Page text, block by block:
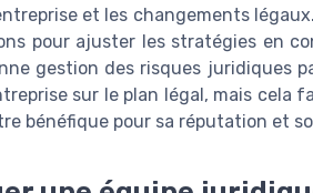
et les changements
pour ajuster les stratégies en
gestion des risques juridiques
sur le plan légal, mais cela
bénéfique pour sa réputation et